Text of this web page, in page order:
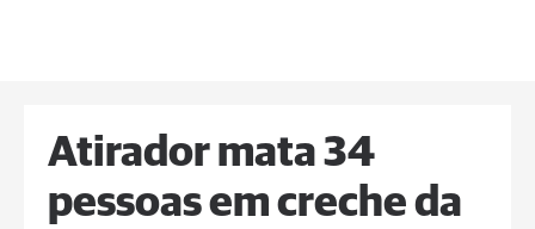
Atirador mata 34
pessoas em creche da